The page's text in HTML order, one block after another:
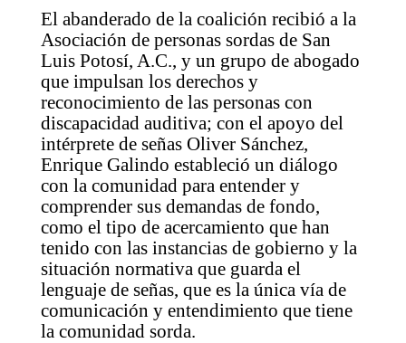
El abanderado de la coalición recibió a la
Asociación de personas sordas de San
Luis Potosí, A.C., y un grupo de abogado
que impulsan los derechos y
reconocimiento de las personas con
discapacidad auditiva; con el apoyo del
intérprete de señas Oliver Sánchez,
Enrique Galindo estableció un diálogo
con la comunidad para entender y
comprender sus demandas de fondo,
como el tipo de acercamiento que han
tenido con las instancias de gobierno y la
situación normativa que guarda el
lenguaje de señas, que es la única vía de
comunicación y entendimiento que tiene
la comunidad sorda.